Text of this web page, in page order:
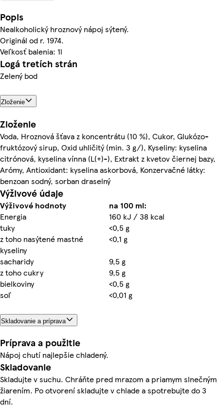
Popis
Nealkoholický hroznový nápoj sýtený.
Originál od r. 1974.
Veľkosť balenia: 1l
Logá tretích strán
Zelený bod
Zloženie
Zloženie
Voda, Hroznová šťava z koncentrátu (10 %), Cukor, Glukózo-
fruktózový sirup, Oxid uhličitý (min. 3 g/), Kyseliny: kyselina
citrónová, kyselina vínna (L(+)-), Extrakt z kvetov čiernej bazy,
Arómy, Antioxidant: kyselina askorbová, Konzervačné látky:
benzoan sodný, sorban draselný
Výživové údaje
Výživové hodnoty
na 100 ml:
Energia
160 kJ / 38 kcal
tuky
<0,5 g
z toho nasýtené mastné
kyseliny
<0,1 g
sacharidy
9,5 g
z toho cukry
9,5 g
bielkoviny
<0,5 g
soľ
<0,01 g
Skladovanie a príprava
Príprava a použitie
Nápoj chutí najlepšie chladený.
Skladovanie
Skladujte v suchu. Chráňte pred mrazom a priamym slnečným
žiarením. Po otvorení skladujte v chlade a spotrebujte do 3
dní.